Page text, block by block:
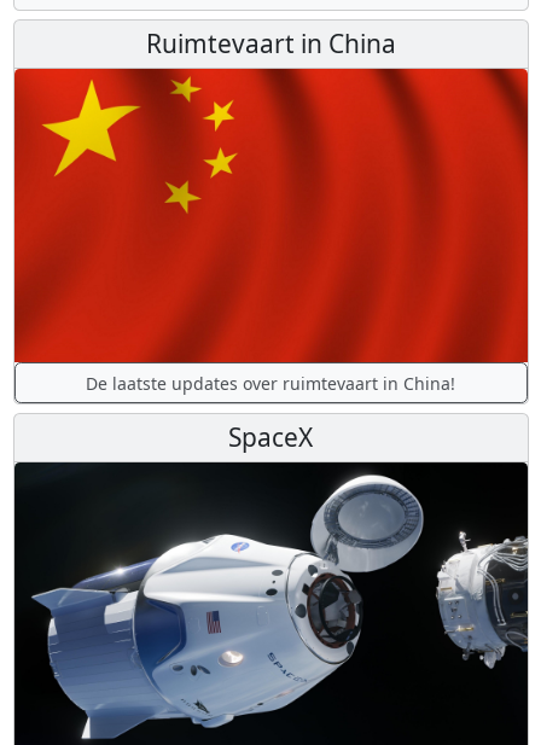
Ruimtevaart in China
De laatste updates over ruimtevaart in China!
SpaceX